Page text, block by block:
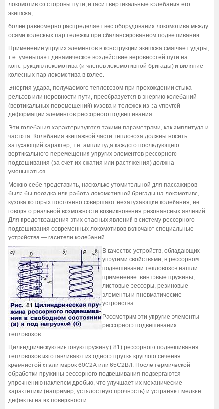
локомотив со стороны пути, и гасит вертикальные колебания его
экипажа;
более равномерно распределяет вес оборудования локомотива между
осями колесных пар тележки при сбалансированном подвешивании.
Применение упругих элементов в конструкции экипажа смягчает удары,
т.е. уменьшает динамическое воздействие неровностей пути на
конструкцию локомотива (и членов локомотивной бригады) и виляние
колесных пар локомотива в колее.
Энергия удара, получаемого тепловозом при прохождении стыка
рельсов или неровности пути, преобразуется в энергию колебаний
(вертикальных перемещений) кузова и тележек из-за упругой
деформации элементов рессорного подвешивания.
Эти колебания характеризуются такими параметрами, как амплитуда и
частота. Колебания экипажной части тепловоза должны носить
затухающий характер, т.е. амплитуда каждого последующего
вертикального перемещения упругих элементов рессорного
подвешивания (за счет их сжатия или растяжения) должна
уменьшаться.
Можно себе представить, насколько утомительной для пассажиров
была бы поездка или работа локомотивной бригады на локомотиве,
кузова которых постоянно совершают незатухающие колебания, не
говоря о реальной возможности возникновения резонансных явлений.
Для предотвращения этих опасных явлений в систему рессорного
подвешивания современных локомотивов включают специальные
устройства — гасители колебаний.
В качестве устройств, обладающих
упругими свойствами, в рессорном
подвешивании тепловозов нашли
применение: винтовые пружины,
листовые рессоры, резиновые
элементы и пневматические
устройства.
Рассмотрим эти упругие элементы
рессорного подвешивания
тепловозов.
Цилиндрическую винтовую пружину (.81) рессорного подвешивания
тепловозов изготавливают из одного прутка круглого сечения
кремнистой стали марок 60С2А или 65С2ВЛ. После термической
обработки пружины рессорного подвешивания подвергаются
упрочнению наклепом дробью, что улучшает их механические
характетики (например, усталостную прочность) и устраняет мелкие
дефекты на их поверхности.